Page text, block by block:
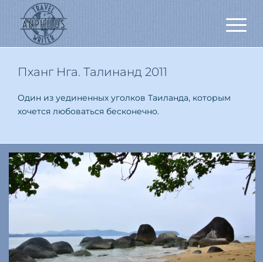
Пханг Нга. Талинанд 2011
Один из уединенных уголков Таиланда, которым
хочется любоваться бесконечно.